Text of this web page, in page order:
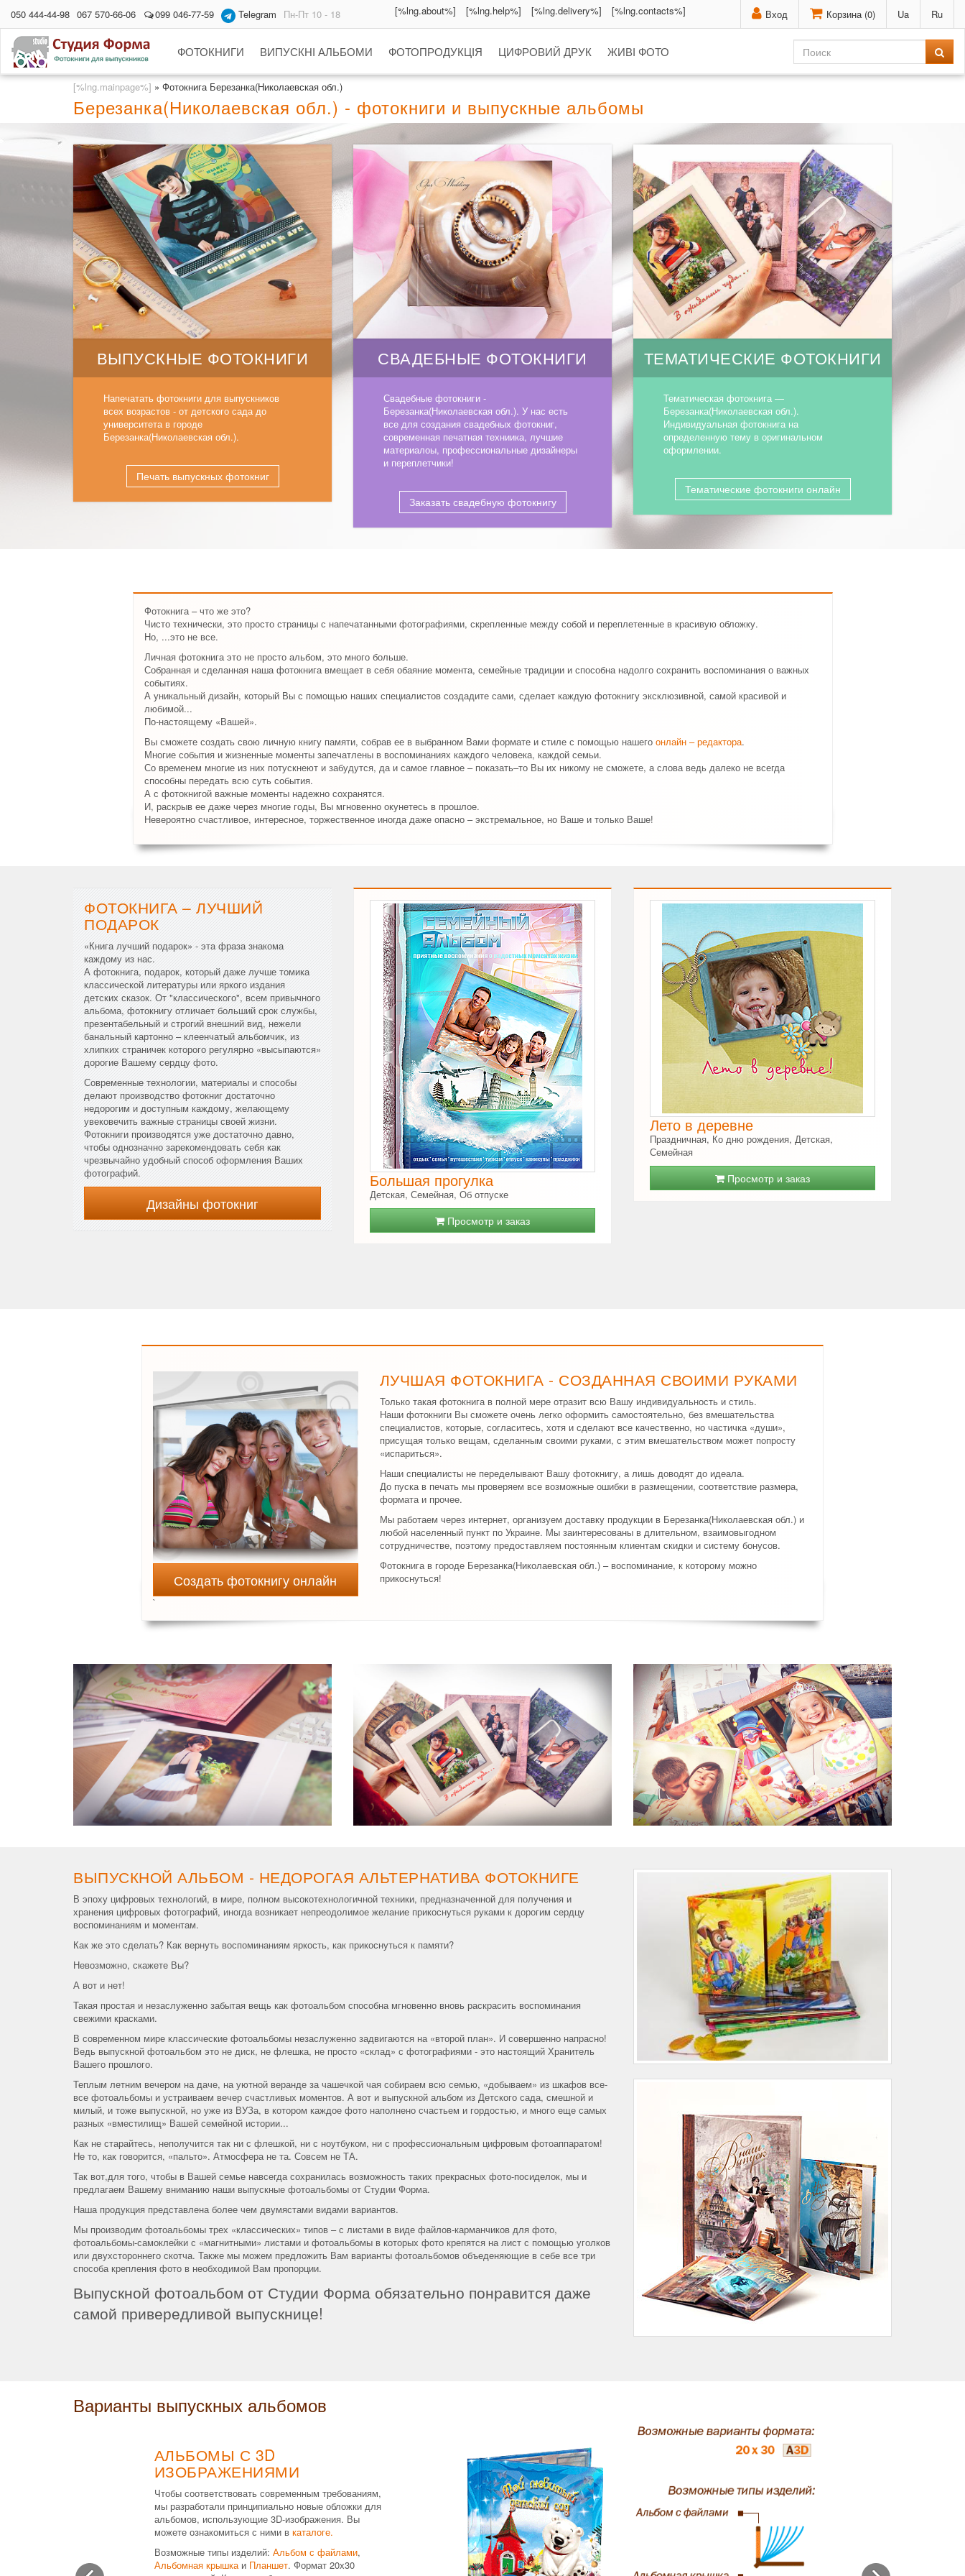
Вход Корзина (0) Ua Ru
050 444-44-98 067 570-66-06 099 046-77-59 Telegram Пн-Пт 10 - 18 [%lng.about%] [%lng.help%] [%lng.delivery%] [%lng.contacts%]
ФОТОКНИГИ ВИПУСКНІ АЛЬБОМИ ФОТОПРОДУКЦІЯ ЦИФРОВИЙ ДРУК ЖИВІ ФОТО
[%lng.mainpage%] » Фотокнига Березанка(Николаевская обл.)
Березанка(Николаевская обл.) - фотокниги и выпускные альбомы
ВЫПУСКНЫЕ ФОТОКНИГИ
Напечатать фотокниги для выпускников
всех возрастов - от детского сада до
университета в городе
Березанка(Николаевская обл.).
Печать выпускных фотокниг
СВАДЕБНЫЕ ФОТОКНИГИ
Свадебные фотокниги -
Березанка(Николаевская обл.). У нас есть
все для создания свадебных фотокниг,
современная печатная техниика, лучшие
материалоы, профессиональные дизайнеры
и переплетчики!
Заказать свадебную фотокнигу
ТЕМАТИЧЕСКИЕ ФОТОКНИГИ
Тематическая фотокнига —
Березанка(Николаевская обл.).
Индивидуальная фотокнига на
определенную тему в оригинальном
оформлении.
Тематические фотокниги онлайн
Фотокнига – что же это?
Чисто технически, это просто страницы с напечатанными фотографиями, скрепленные между собой и переплетенные в красивую обложку.
Но, ...это не все.
Личная фотокнига это не просто альбом, это много больше.
Собранная и сделанная наша фотокнига вмещает в себя обаяние момента, семейные традиции и способна надолго сохранить воспоминания о важных
событиях.
А уникальный дизайн, который Вы с помощью наших специалистов создадите сами, сделает каждую фотокнигу эксклюзивной, самой красивой и
любимой...
По-настоящему «Вашей».
Вы сможете создать свою личную книгу памяти, собрав ее в выбранном Вами формате и стиле с помощью нашего онлайн – редактора.
Многие события и жизненные моменты запечатлены в воспоминаниях каждого человека, каждой семьи.
Со временем многие из них потускнеют и забудутся, да и самое главное – показать–то Вы их никому не сможете, а слова ведь далеко не всегда
способны передать всю суть события.
А с фотокнигой важные моменты надежно сохранятся.
И, раскрыв ее даже через многие годы, Вы мгновенно окунетесь в прошлое.
Невероятно счастливое, интересное, торжественное иногда даже опасно – экстремальное, но Ваше и только Ваше!
ФОТОКНИГА – ЛУЧШИЙ
ПОДАРОК
«Книга лучший подарок» - эта фраза знакома
каждому из нас.
А фотокнига, подарок, который даже лучше томика
классической литературы или яркого издания
детских сказок. От "классического", всем привычного
альбома, фотокнигу отличает больший срок службы,
презентабельный и строгий внешний вид, нежели
банальный картонно – клеенчатый альбомчик, из
хлипких страничек которого регулярно «высыпаются»
дорогие Вашему сердцу фото.
Современные технологии, материалы и способы
делают производство фотокниг достаточно
недорогим и доступным каждому, желающему
увековечить важные страницы своей жизни.
Фотокниги производятся уже достаточно давно,
чтобы однозначно зарекомендовать себя как
чрезвычайно удобный способ оформления Ваших
фотографий.
Дизайны фотокниг
Большая прогулка
Детская, Семейная, Об отпуске
Просмотр и заказ
Лето в деревне
Праздничная, Ко дню рождения, Детская,
Семейная
Просмотр и заказ
Создать фотокнигу онлайн
`
ЛУЧШАЯ ФОТОКНИГА - СОЗДАННАЯ СВОИМИ РУКАМИ
Только такая фотокнига в полной мере отразит всю Вашу индивидуальность и стиль.
Наши фотокниги Вы сможете очень легко оформить самостоятельно, без вмешательства
специалистов, которые, согласитесь, хотя и сделают все качественно, но частичка «души»,
присущая только вещам, сделанным своими руками, с этим вмешательством может попросту
«испариться».
Наши специалисты не переделывают Вашу фотокнигу, а лишь доводят до идеала.
До пуска в печать мы проверяем все возможные ошибки в размещении, соответствие размера,
формата и прочее.
Мы работаем через интернет, организуем доставку продукции в Березанка(Николаевская обл.) и
любой населенный пункт по Украине. Мы заинтересованы в длительном, взаимовыгодном
сотрудничестве, поэтому предоставляем постоянным клиентам скидки и систему бонусов.
Фотокнига в городе Березанка(Николаевская обл.) – воспоминание, к которому можно
прикоснуться!
ВЫПУСКНОЙ АЛЬБОМ - НЕДОРОГАЯ АЛЬТЕРНАТИВА ФОТОКНИГЕ
В эпоху цифровых технологий, в мире, полном высокотехнологичной техники, предназначенной для получения и
хранения цифровых фотографий, иногда возникает непреодолимое желание прикоснуться руками к дорогим сердцу
воспоминаниям и моментам.
Как же это сделать? Как вернуть воспоминаниям яркость, как прикоснуться к памяти?
Невозможно, скажете Вы?
А вот и нет!
Такая простая и незаслуженно забытая вещь как фотоальбом способна мгновенно вновь раскрасить воспоминания
свежими красками.
В современном мире классические фотоальбомы незаслуженно задвигаются на «второй план». И совершенно напрасно!
Ведь выпускной фотоальбом это не диск, не флешка, не просто «склад» с фотографиями - это настоящий Хранитель
Вашего прошлого.
Теплым летним вечером на даче, на уютной веранде за чашечкой чая собираем всю семью, «добываем» из шкафов все-
все фотоальбомы и устраиваем вечер счастливых моментов. А вот и выпускной альбом из Детского сада, смешной и
милый, и тоже выпускной, но уже из ВУЗа, в котором каждое фото наполнено счастьем и гордостью, и много еще самых
разных «вместилищ» Вашей семейной истории...
Как не старайтесь, неполучится так ни с флешкой, ни с ноутбуком, ни с профессиональным цифровым фотоаппаратом!
Не то, как говорится, «пальто». Атмосфера не та. Совсем не ТА.
Так вот,для того, чтобы в Вашей семье навсегда сохранилась возможность таких прекрасных фото-посиделок, мы и
предлагаем Вашему вниманию наши выпускные фотоальбомы от Студии Форма.
Наша продукция представлена более чем двумястами видами вариантов.
Мы производим фотоальбомы трех «классических» типов – с листами в виде файлов-карманчиков для фото,
фотоальбомы-самоклейки с «магнитными» листами и фотоальбомы в которых фото крепятся на лист с помощью уголков
или двухстороннего скотча. Также мы можем предложить Вам варианты фотоальбомов объеденяющие в себе все три
способа крепления фото в необходимой Вам пропорции.
Выпускной фотоальбом от Студии Форма обязательно понравится даже
самой привередливой выпускнице!
Варианты выпускных альбомов
АЛЬБОМЫ С 3D
ИЗОБРАЖЕНИЯМИ
Чтобы соответствовать современным требованиям,
мы разработали принципиально новые обложки для
альбомов, использующие 3D-изображения. Вы
можете ознакомиться с ними в каталоге.
Возможные типы изделий: Альбом с файлами,
Альбомная крышкаи Планшет. Формат 20х30